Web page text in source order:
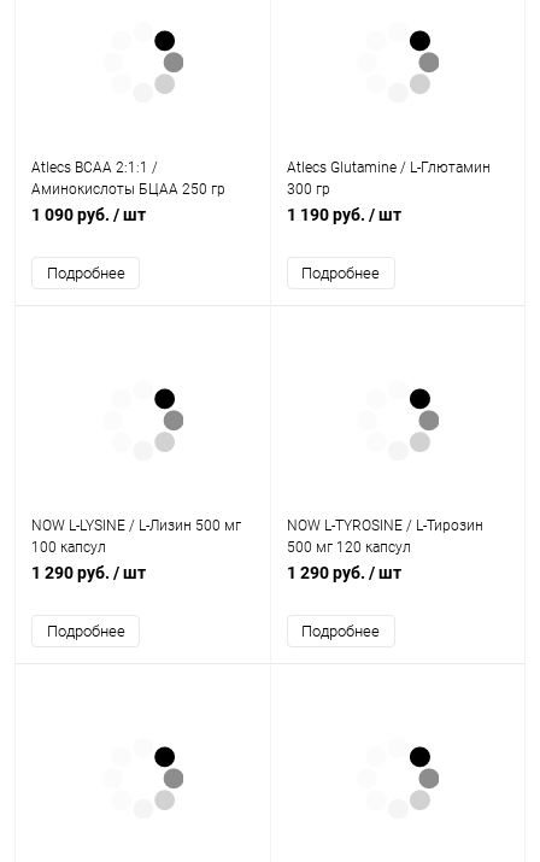
Atlecs BCAA 2:1:1 /
Аминокислоты БЦАА 250 гр
1 090 руб. / шт
Подробнее
Atlecs Glutamine / L-Глютамин
300 гр
1 190 руб. / шт
Подробнее
NOW L-LYSINE / L-Лизин 500 мг
100 капсул
1 290 руб. / шт
Подробнее
NOW L-TYROSINE / L-Тирозин
500 мг 120 капсул
1 290 руб. / шт
Подробнее